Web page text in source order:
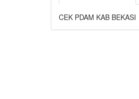
CEK PDAM KAB BEKASI